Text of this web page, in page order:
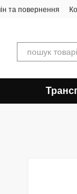
та повернення